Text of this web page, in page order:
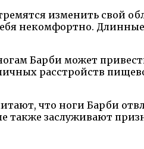
изменить свой
некомфортно.
Барби может
расстройств
что ноги Барби
также заслуживают